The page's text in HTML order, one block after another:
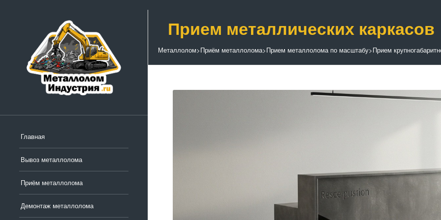
Главная
Вывоз металлолома
Приём металлолома
Демонтаж металлолома
Прием металлических каркасов
Металлолом>Приём металлолома>Прием металлолома по масштабу>Прием